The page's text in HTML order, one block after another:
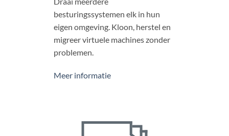
besturingssystemen elk in hun
eigen omgeving. Kloon, herstel en
migreer virtuele machines zonder
problemen.
Meer informatie